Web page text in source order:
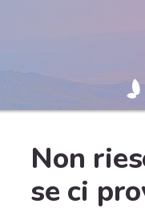
Non
se ci